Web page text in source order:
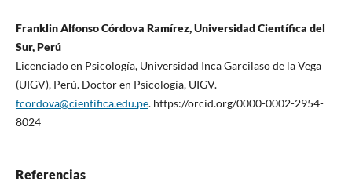
Franklin Alfonso Córdova Ramírez, Universidad Científica del
Sur, Perú
Licenciado en Psicología, Universidad Inca Garcilaso de la Vega
(UIGV), Perú. Doctor en Psicología, UIGV.
fcordova@cientifica.edu.pe. https://orcid.org/0000-0002-2954-
8024
Referencias